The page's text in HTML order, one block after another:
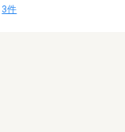
3件